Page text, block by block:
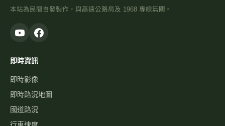
本站為民間自發製作，與高速公路局及 1968 專線無關。
即時資訊
即時影像
即時路況地圖
國道路況